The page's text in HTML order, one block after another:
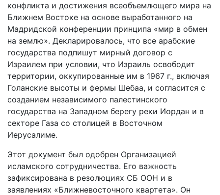
конфликта и достижения всеобъемлющего мира на
Ближнем Востоке на основе выработанного на
Мадридской конференции принципа «мир в обмен
на землю». Декларировалось, что все арабские
государства подпишут мирный договор с
Израилем при условии, что Израиль освободит
территории, оккупированные им в 1967 г., включая
Голанские высоты и фермы Шебаа, и согласится с
созданием независимого палестинского
государства на Западном берегу реки Иордан и в
секторе Газа со столицей в Восточном
Иерусалиме.
Этот документ был одобрен Организацией
исламского сотрудничества. Его важность
зафиксирована в резолюциях СБ ООН и в
заявлениях «Ближневосточного квартета». Он